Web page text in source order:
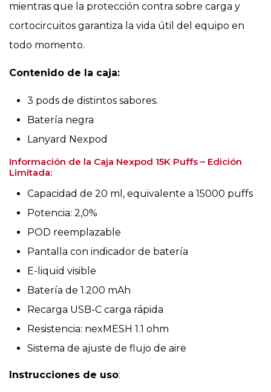
mientras que la protección contra sobre carga y
cortocircuitos garantiza la vida útil del equipo en
todo momento.
Contenido de la caja:
3 pods de distintos sabores.
Batería negra
Lanyard Nexpod
Información de la Caja Nexpod 15K Puffs – Edición
Limitada:
Capacidad de 20 ml, equivalente a 15000 puffs
Potencia: 2,0%
POD reemplazable
Pantalla con indicador de batería
E-liquid visible
Batería de 1.200 mAh
Recarga USB-C carga rápida
Resistencia: nexMESH 1.1 ohm
Sistema de ajuste de flujo de aire
Instrucciones de uso: